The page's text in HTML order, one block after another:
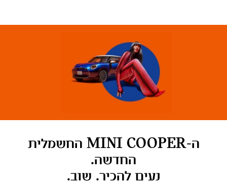
ה-MINI COOPER החשמלית
החדשה.
נעים להכיר. שוב.